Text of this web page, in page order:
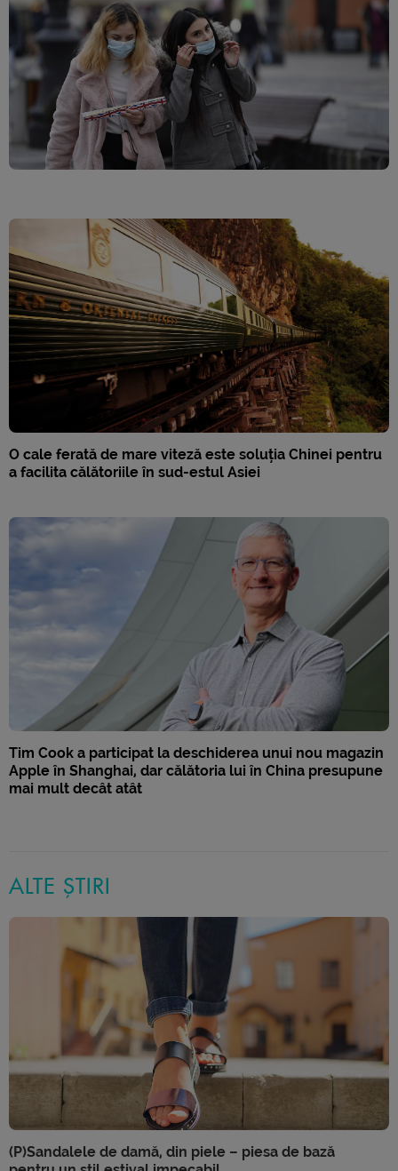
O cale ferată de mare viteză este soluția Chinei pentru
a facilita călătoriile în sud-estul Asiei
Tim Cook a participat la deschiderea unui nou magazin
Apple în Shanghai, dar călătoria lui în China presupune
mai mult decât atât
ALTE ȘTIRI
(P)Sandalele de damă, din piele – piesa de bază